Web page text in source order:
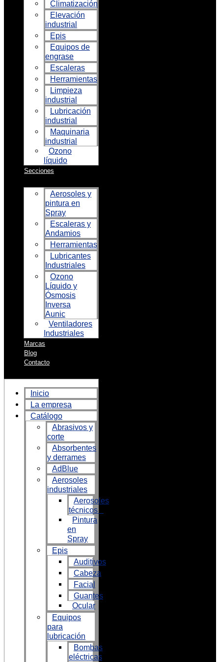
Climatización
Elevación
industrial
Epis
Equipos de
engrase
Escaleras
Herramientas
Limpieza
industrial
Lubricación
industrial
Maquinaria
industrial
Ozono
líquido
Secciones
Aerosoles y
pintura en
Spray
Escaleras y
Andamios
Herramientas
Lubricantes
Industriales
Ozono
Líquido y
Ósmosis
Inversa
Aunic
Ventiladores
Industriales
Marcas
Blog
Contacto
Inicio
La empresa
Catálogo
Abrasivos y
corte
Absorbentes
y derrames
AdBlue
Aerosoles
industriales
Aerosoles
técnicos
Pintura
en
Spray
Epis
Auditivos
Cabeza
Facial
Guantes
Ocular
Equipos
para
lubricación
Bombas
eléctricas